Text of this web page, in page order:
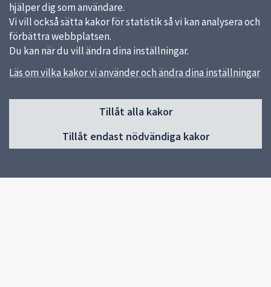
hjälper dig som användare.
Vi vill också sätta kakor för statistik så vi kan analysera och
förbättra webbplatsen.
Du kan när du vill ändra dina inställningar.
Läs om vilka kakor vi använder och ändra dina inställningar
Tillåt alla kakor
Tillåt endast nödvändiga kakor